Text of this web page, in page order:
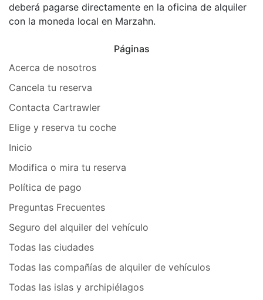
deberá pagarse directamente en la oficina de alquiler
con la moneda local en Marzahn.
Páginas
Acerca de nosotros
Cancela tu reserva
Contacta Cartrawler
Elige y reserva tu coche
Inicio
Modifica o mira tu reserva
Política de pago
Preguntas Frecuentes
Seguro del alquiler del vehículo
Todas las ciudades
Todas las compañías de alquiler de vehículos
Todas las islas y archipiélagos